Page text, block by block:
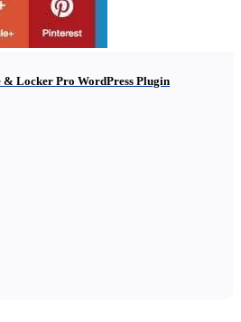
& Locker Pro WordPress Plugin